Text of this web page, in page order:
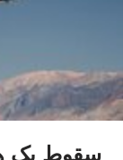
سقوط یک